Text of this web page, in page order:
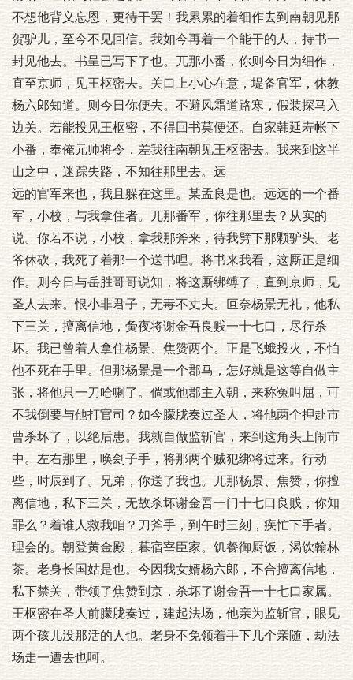
不想他背义忘恩，更待干罢！我累累的着细作去到南朝见那
贺驴儿，至今不见回信。我如今再着一个能干的人，持书一
封见他去。书呈已写下了也。兀那小番，你则今日为细作，
直至京师，见王枢密去。关口上小心在意，堤备官军，休教
杨六郎知道。则今日你便去。不避风霜道路寒，假装探马入
边关。若能投见王枢密，不得回书莫便还。自家韩延寿帐下
小番，奉俺元帅将令，差我往南朝见王枢密去。我来到这半
山之中，迷踪失路，不知往那里去。远
远的官军来也，我且躲在这里。某孟良是也。远远的一个番
军，小校，与我拿住者。兀那番军，你往那里去？从实的
说。你若不说，小校，拿我那斧来，待我劈下那颗驴头。老
爷休砍，我死了着那一个送书哩。将书来我看，这厮正是细
作。则今日与岳胜哥哥说知，将这厮绑缚了，直到京师，见
圣人去来。恨小非君子，无毒不丈夫。叵奈杨景无礼，他私
下三关，擅离信地，夤夜将谢金吾良贱一十七口，尽行杀
坏。我已曾着人拿住杨景、焦赞两个。正是飞蛾投火，不怕
他不死在手里。但那杨景是一个郡马，怎好就是这等自做主
张，将他只一刀哈喇了。倘或他郡主入朝，来称冤叫屈，可
不我倒要与他打官司？如今朦胧奏过圣人，将他两个押赴市
曹杀坏了，以绝后患。我就自做监斩官，来到这角头上闹市
中。左右那里，唤刽子手，将那两个贼犯绑将过来。行动
些，时辰到了。兄弟，你送了我也。兀那杨景、焦赞，你擅
离信地，私下三关，无故杀坏谢金吾一门十七口良贱，你知
罪么？着谁人救我咱？刀斧手，到午时三刻，疾忙下手者。
理会的。朝登黄金殿，暮宿宰臣家。饥餐御厨饭，渴饮翰林
茶。老身长国姑是也。今因我女婿杨六郎，不合擅离信地，
私下禁关，带领了焦赞到京，杀坏了谢金吾一十七口家属。
王枢密在圣人前朦胧奏过，建起法场，他亲为监斩官，眼见
两个孩儿没那活的人也。老身不免领着手下几个亲随，劫法
场走一遭去也呵。